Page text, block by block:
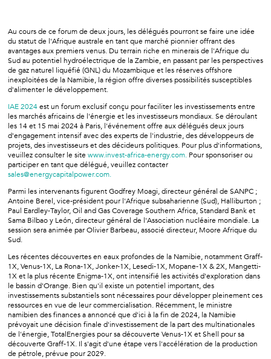
Au cours de ce forum de deux jours, les délégués pourront se faire une idée
du statut de l'Afrique australe en tant que marché pionnier offrant des
avantages aux premiers venus. Du terrain riche en minerais de l'Afrique du
Sud au potentiel hydroélectrique de la Zambie, en passant par les perspectives
de gaz naturel liquéfié (GNL) du Mozambique et les réserves offshore
inexploitées de la Namibie, la région offre diverses possibilités susceptibles
d'alimenter le développement.
IAE 2024est un forum exclusif conçu pour faciliter les investissements entre
les marchés africains de l'énergie et les investisseurs mondiaux. Se déroulant
les 14 et 15 mai 2024 à Paris, l'événement offre aux délégués deux jours
d'engagement intensif avec des experts de l'industrie, des développeurs de
projets, des investisseurs et des décideurs politiques. Pour plus d'informations,
veuillez consulter le site www.invest-africa-energy.com. Pour sponsoriser ou
participer en tant que délégué, veuillez contacter
sales@energycapitalpower.com.
Parmi les intervenants figurent Godfrey Moagi, directeur général de SANPC ;
Antoine Berel, vice-président pour l'Afrique subsaharienne (Sud), Halliburton ;
Paul Eardley-Taylor, Oil and Gas Coverage Southern Africa, Standard Bank et
Sama Bilbao y León, directeur général de l'Association nucléaire mondiale. La
session sera animée par Olivier Barbeau, associé directeur, Moore Afrique du
Sud.
Les récentes découvertes en eaux profondes de la Namibie, notamment Graff-
1X, Venus-1X, La Rona-1X, Jonker-1X, Lesedi-1X, Mopane-1X & 2X, Mangetti-
1X et la plus récente Enigma-1X, ont intensifié les activités d'exploration dans
le bassin d'Orange. Bien qu'il existe un potentiel important, des
investissements substantiels sont nécessaires pour développer pleinement ces
ressources en vue de leur commercialisation. Récemment, le ministre
namibien des finances a annoncé que d'ici à la fin de 2024, la Namibie
prévoyait une décision finale d'investissement de la part des multinationales
de l'énergie, TotalEnergies pour sa découverte Venus-1X et Shell pour sa
découverte Graff-1X. Il s'agit d'une étape vers l'accélération de la production
de pétrole, prévue pour 2029.